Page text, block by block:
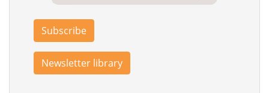
Subscribe
Newsletter library